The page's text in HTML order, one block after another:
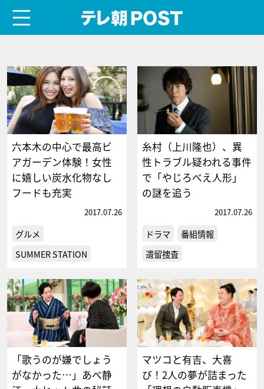
六本木の中心で最高ビ
アガーデン体験！女性
に嬉しい炭水化物なし
フードも充実
2017.07.26
グルメ
SUMMER STATION
糸村（上川隆也）、異
性トラブル疑われる事件
で「やじろべえ人形」
の謎を追う
2017.07.26
ドラマ
番組情報
遺留捜査
「歌うのが嫌でしょう
がなかった…」あべ静
マツコと有吉、大喜
び！2人の夢が詰まった